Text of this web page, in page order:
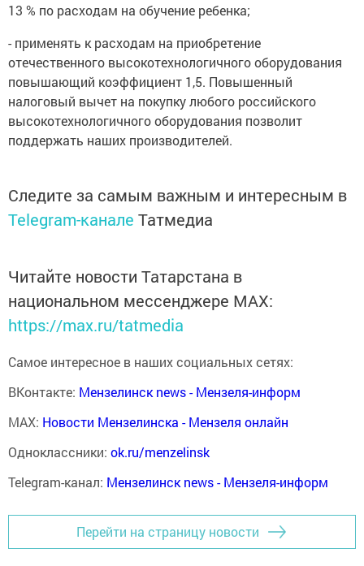
13 % по расходам на обучение ребенка;
- применять к расходам на приобретение
отечественного высокотехнологичного оборудования
повышающий коэффициент 1,5. Повышенный
налоговый вычет на покупку любого российского
высокотехнологичного оборудования позволит
поддержать наших производителей.
Следите за самым важным и интересным в
Telegram-канале Татмедиа
Читайте новости Татарстана в
национальном мессенджере MАХ:
https://max.ru/tatmedia
Самое интересное в наших социальных сетях:
ВКонтакте: Мензелинск news - Мензеля-информ
MAX: Новости Мензелинска - Мензеля онлайн
Одноклассники: ok.ru/menzelinsk
Telegram-канал: Мензелинск news - Мензеля-информ
Перейти на страницу новости